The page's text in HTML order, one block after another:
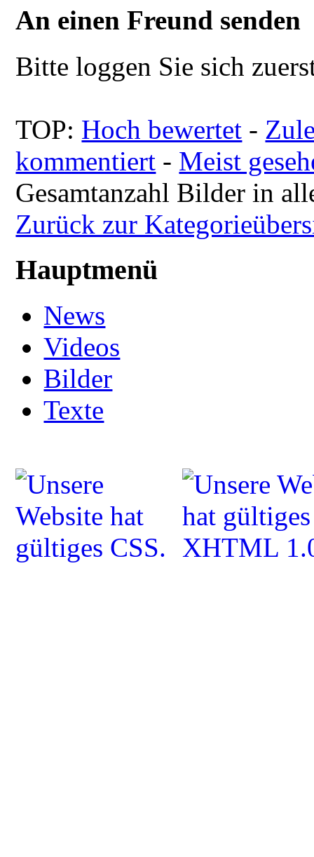
An einen Freund senden
Bitte loggen Sie sich
TOP: Hoch bewertet -
kommentiert - Meist
Gesamtanzahl Bilder in
Zurück zur
Hauptmenü
News
Videos
Bilder
Texte